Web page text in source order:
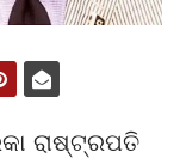
ରାଷ୍ଟ୍ରପତି